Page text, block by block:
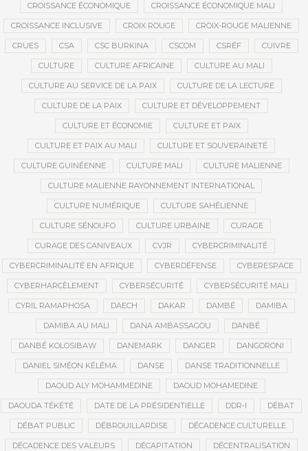
CROISSANCE ÉCONOMIQUE CROISSANCE ÉCONOMIQUE MALI
CROISSANCE INCLUSIVE CROIX ROUGE CROIX-ROUGE MALIENNE
CRUES CSA CSC BURKINA CSCOM CSRÉF CUIVRE
CULTURE CULTURE AFRICAINE CULTURE AU MALI
CULTURE AU SERVICE DE LA PAIX CULTURE DE LA LECTURE
CULTURE DE LA PAIX CULTURE ET DÉVELOPPEMENT
CULTURE ET ÉCONOMIE CULTURE ET PAIX
CULTURE ET PAIX AU MALI CULTURE ET SOUVERAINETÉ
CULTURE GUINÉENNE CULTURE MALI CULTURE MALIENNE
CULTURE MALIENNE RAYONNEMENT INTERNATIONAL
CULTURE NUMÉRIQUE CULTURE SAHÉLIENNE
CULTURE SÉNOUFO CULTURE URBAINE CURAGE
CURAGE DES CANIVEAUX CVJR CYBERCRIMINALITÉ
CYBERCRIMINALITÉ EN AFRIQUE CYBERDÉFENSE CYBERESPACE
CYBERHARCÈLEMENT CYBERSÉCURITÉ CYBERSÉCURITÉ MALI
CYRIL RAMAPHOSA DAECH DAKAR DAMBÉ DAMIBA
DAMIBA AU MALI DANA AMBASSAGOU DANBÉ
DANBÉ KOLOSIBAW DANEMARK DANGER DANGORONI
DANIEL SIMÉON KÉLÉMA DANSE DANSE TRADITIONNELLE
DAOUD ALY MOHAMMEDINE DAOUD MOHAMEDINE
DAOUDA TÉKÉTÉ DATE DE LA PRÉSIDENTIELLE DDR-I DÉBAT
DÉBAT PUBLIC DÉBROUILLARDISE DÉCADENCE CULTURELLE
DÉCADENCE DES VALEURS DÉCAPITATION DÉCENTRALISATION